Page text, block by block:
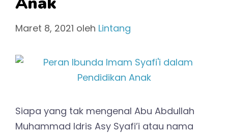
Maret 8, 2021 oleh Lintang
Siapa yang tak mengenal Abu Abdullah
Muhammad Idris Asy Syafi’i atau nama